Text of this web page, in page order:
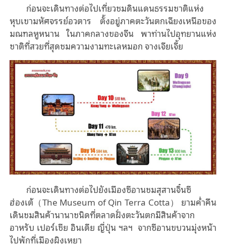
ก่อนจะเดินทางต่อไปเที่ยวชมดินแดนธรรมชาติแห่ง
หุบเขามหัศจรรย์อวตาร ตั้งอยู่ภาคตะวันตกเฉียงเหนือของ
มณฑลหูหนาน ในภาคกลางของจีน พาท่านไปอุทยานแห่ง
ชาติที่สวยที่สุดชมความงามทะเลหมอก จางเจียเจี้ย
ก่อนจะเดินทางต่อไปยังเมืองซีอานชมสุสานจิ๋นซี
ฮ่องเต้（The Museum of Qin Terra Cotta） ยามค่ำคืน
เดินชมสินค้านานาชนิดที่ตลาดฝั่งตะวันตกมีสินค้าจาก
อาหรับ เปอร์เชีย อินเดีย ญี่ปุ่น ฯลฯ จากซีอานขบวนมุ่งหน้า
ไปพักที่เมืองผิงเหยา